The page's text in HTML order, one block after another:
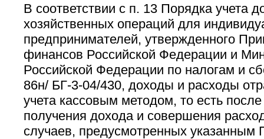
В соответствии с п. 13 Порядка учета
хозяйственных операций для
предпринимателей, утвержденного
финансов Российской Федерации и
Российской Федерации по налогам и
86н/ БГ-3-04/430, доходы и расходы
учета кассовым методом, то есть
получения дохода и совершения
случаев, предусмотренных указанным